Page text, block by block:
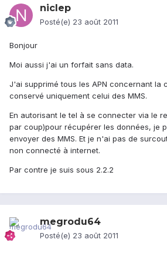
niclep
Posté(e) 23 août 2011
Bonjour
Moi aussi j'ai un forfait sans data.
J'ai supprimé tous les APN concernant la
conservé uniquement celui des MMS.
En autorisant le tel à se connecter via le
par coup)pour récupérer les données, je
envoyer des MMS. Et je n'ai pas de
non connecté à internet.
Par contre je suis sous 2.2.2
megrodu64
Posté(e) 23 août 2011